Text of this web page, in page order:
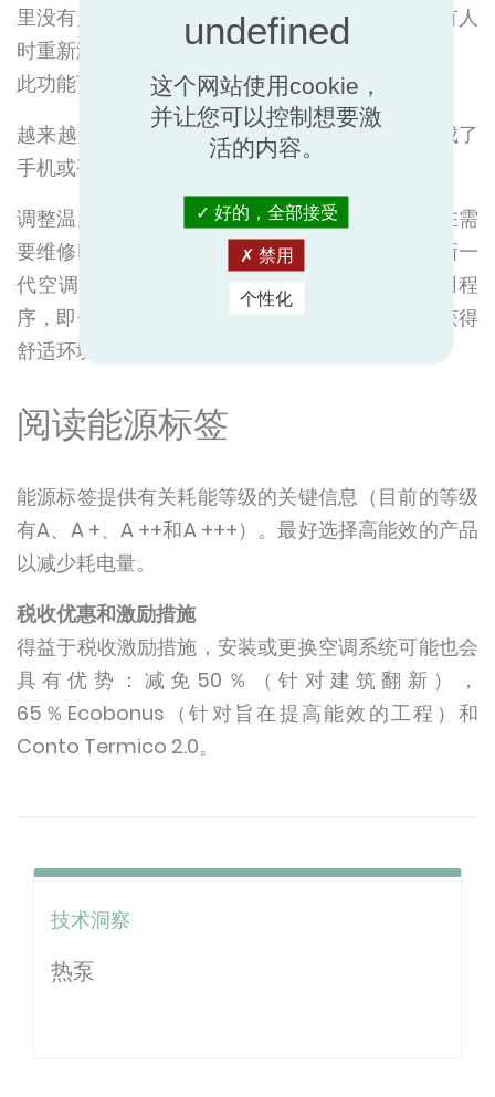
里没有人，则空调会启动节能模式，并在检测到有人
时重新激活。
此功能可节省高达40％的能源。
越来越多的连接——连接到空调的装置是那些集成了
手机或平板电脑远程控制技术的产品。
调整温度和设置，接收性能和能耗的实时更新，在需
要维修时提供故障排除解决方案，这些都只是最新一
代空调提供的一小部分可能性。凭借便捷的应用程
序，即使您不在家，也可以进行控制和编程，以获得
舒适环境。
阅读能源标签
能源标签提供有关耗能等级的关键信息（目前的等级
有A、A +、A ++和A +++）。最好选择高能效的产品
以减少耗电量。
税收优惠和激励措施
得益于税收激励措施，安装或更换空调系统可能也会
具有优势：减免50％（针对建筑翻新），
65％Ecobonus（针对旨在提高能效的工程）和
Conto Termico 2.0。
技术洞察
热泵
这个网站使用cookie，
并让您可以控制想要激
活的内容。
好的，全部接受
禁用
个性化